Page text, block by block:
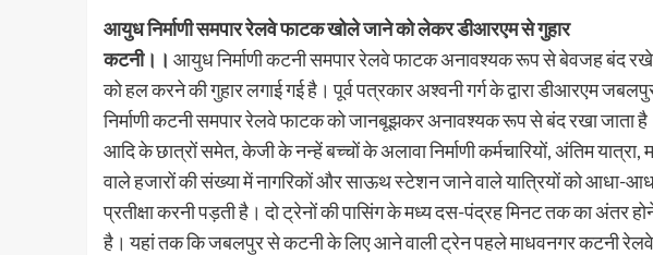
आयुध निर्माणी समपार रेलवे फाटक खोले जाने को लेकर डीआरएम से गुहार
कटनी।। आयुध निर्माणी कटनी समपार रेलवे फाटक अनावश्यक रूप से बेवजह बंद
को हल करने की गुहार लगाई गई है। पूर्व पत्रकार अश्वनी गर्ग के द्वारा डीआरएम
निर्माणी कटनी समपार रेलवे फाटक को जानबूझकर अनावश्यक रूप से बंद रखा जाता
आदि के छात्रों समेत, केजी के नन्हें बच्चों के अलावा निर्माणी कर्मचारियों, अंतिम
वाले हजारों की संख्या में नागरिकों और साऊथ स्टेशन जाने वाले यात्रियों को
प्रतीक्षा करनी पड़ती है। दो ट्रेनों की पासिंग के मध्य दस-पंद्रह मिनट तक का अंतर
है। यहां तक कि जबलपुर से कटनी के लिए आने वाली ट्रेन पहले माधवनगर कटनी